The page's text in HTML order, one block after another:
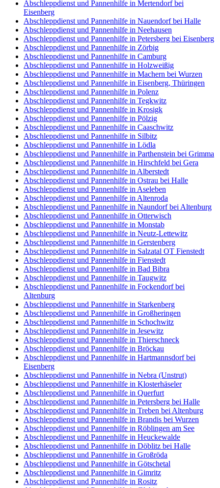
Abschleppdienst und Pannenhilfe in Mertendorf bei
Eisenberg
Abschleppdienst und Pannenhilfe in Nauendorf bei Halle
Abschleppdienst und Pannenhilfe in Neehausen
Abschleppdienst und Pannenhilfe in Petersberg bei Eisenberg
Abschleppdienst und Pannenhilfe in Zörbig
Abschleppdienst und Pannenhilfe in Camburg
Abschleppdienst und Pannenhilfe in Holzweißig
Abschleppdienst und Pannenhilfe in Machern bei Wurzen
Abschleppdienst und Pannenhilfe in Eisenberg, Thüringen
Abschleppdienst und Pannenhilfe in Polenz
Abschleppdienst und Pannenhilfe in Tegkwitz
Abschleppdienst und Pannenhilfe in Krosigk
Abschleppdienst und Pannenhilfe in Pölzig
Abschleppdienst und Pannenhilfe in Caaschwitz
Abschleppdienst und Pannenhilfe in Silbitz
Abschleppdienst und Pannenhilfe in Lödla
Abschleppdienst und Pannenhilfe in Parthenstein bei Grimma
Abschleppdienst und Pannenhilfe in Hirschfeld bei Gera
Abschleppdienst und Pannenhilfe in Alberstedt
Abschleppdienst und Pannenhilfe in Ostrau bei Halle
Abschleppdienst und Pannenhilfe in Aseleben
Abschleppdienst und Pannenhilfe in Altenroda
Abschleppdienst und Pannenhilfe in Naundorf bei Altenburg
Abschleppdienst und Pannenhilfe in Otterwisch
Abschleppdienst und Pannenhilfe in Monstab
Abschleppdienst und Pannenhilfe in Neutz-Lettewitz
Abschleppdienst und Pannenhilfe in Gerstenberg
Abschleppdienst und Pannenhilfe in Salzatal OT Fienstedt
Abschleppdienst und Pannenhilfe in Fienstedt
Abschleppdienst und Pannenhilfe in Bad Bibra
Abschleppdienst und Pannenhilfe in Taugwitz
Abschleppdienst und Pannenhilfe in Fockendorf bei
Altenburg
Abschleppdienst und Pannenhilfe in Starkenberg
Abschleppdienst und Pannenhilfe in Großheringen
Abschleppdienst und Pannenhilfe in Schochwitz
Abschleppdienst und Pannenhilfe in Jesewitz
Abschleppdienst und Pannenhilfe in Thierschneck
Abschleppdienst und Pannenhilfe in Bröckau
Abschleppdienst und Pannenhilfe in Hartmannsdorf bei
Eisenberg
Abschleppdienst und Pannenhilfe in Nebra (Unstrut)
Abschleppdienst und Pannenhilfe in Klosterhäseler
Abschleppdienst und Pannenhilfe in Querfurt
Abschleppdienst und Pannenhilfe in Petersberg bei Halle
Abschleppdienst und Pannenhilfe in Treben bei Altenburg
Abschleppdienst und Pannenhilfe in Brandis bei Wurzen
Abschleppdienst und Pannenhilfe in Röblingen am See
Abschleppdienst und Pannenhilfe in Heuckewalde
Abschleppdienst und Pannenhilfe in Döblitz bei Halle
Abschleppdienst und Pannenhilfe in Großröda
Abschleppdienst und Pannenhilfe in Götschetal
Abschleppdienst und Pannenhilfe in Gimritz
Abschleppdienst und Pannenhilfe in Rositz